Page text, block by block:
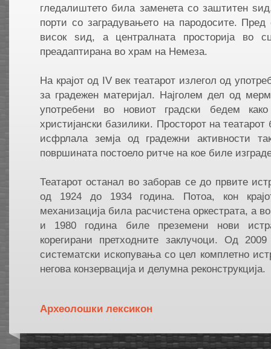
гледалиштето била заменета со заштитен
порти со заградувањето на пародосите. Пред
висок ѕид, a централната просторија во
преадаптирана во храм на Немеза.
На крајот од IV век театарот излегол од
за градежен материјал. Најголем дел од
употребени во новиот градски бедем
христијански базилики. Просторот на
исфрлала земја од градежни активности
површината постоело ритче на кое биле
Театарот останал во заборав се до првите
од 1924 до 1934 година. Потоа, кон
механизација била расчистена оркестрата, а
и 1980 година биле преземени нови
корегирани претходните заклучоци. Од
систематски ископувања со цел комплетно
негова конзервација и делумна реконструкција.
Aрхеолошки лексикон